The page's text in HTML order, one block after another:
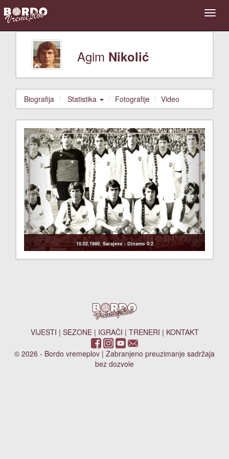
Agim Nikolić
Biografija Statistika Fotografije Video
10.02.1980. Sarajevo - Dinamo 0:2
Previous Next
VIJESTI | SEZONE| IGRAČI | TRENERI | KONTAKT
© 2026 - Bordo vremeplov | Zabranjeno preuzimanje sadržaja
bez dozvole